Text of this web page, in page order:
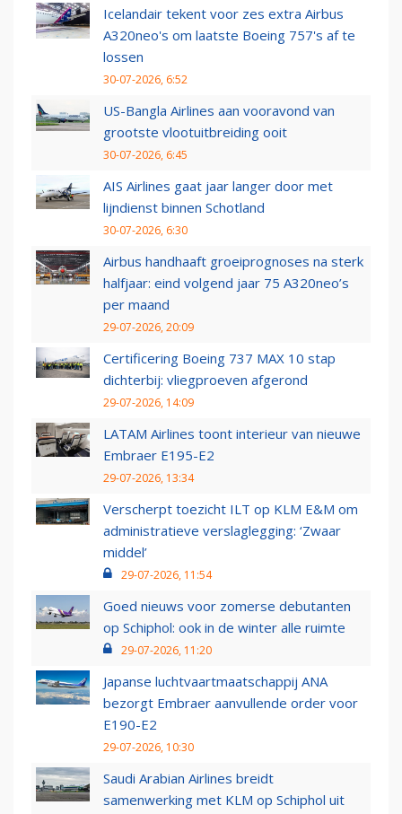
Icelandair tekent voor zes extra Airbus
A320neo's om laatste Boeing 757's af te
lossen
30-07-2026, 6:52
US-Bangla Airlines aan vooravond van
grootste vlootuitbreiding ooit
30-07-2026, 6:45
AIS Airlines gaat jaar langer door met
lijndienst binnen Schotland
30-07-2026, 6:30
Airbus handhaaft groeiprognoses na sterk
halfjaar: eind volgend jaar 75 A320neo’s
per maand
29-07-2026, 20:09
Certificering Boeing 737 MAX 10 stap
dichterbij: vliegproeven afgerond
29-07-2026, 14:09
LATAM Airlines toont interieur van nieuwe
Embraer E195-E2
29-07-2026, 13:34
Verscherpt toezicht ILT op KLM E&M om
administratieve verslaglegging: ‘Zwaar
middel’
29-07-2026, 11:54
Goed nieuws voor zomerse debutanten
op Schiphol: ook in de winter alle ruimte
29-07-2026, 11:20
Japanse luchtvaartmaatschappij ANA
bezorgt Embraer aanvullende order voor
E190-E2
29-07-2026, 10:30
Saudi Arabian Airlines breidt
samenwerking met KLM op Schiphol uit